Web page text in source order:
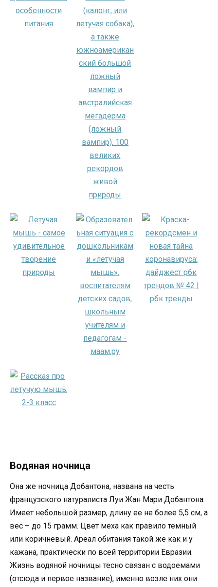
Водяная ночница
Она же ночница Добантона, названа на честь
французского натуралиста Луи Жан Мари Добантона.
Имеет небольшой размер, длину ее не более 5,5 см, а
вес – до 15 грамм. Цвет меха как правило темный
или коричневый. Ареал обитания такой же как и у
кажана, практически по всей территории Евразии.
Жизнь водяной ночницы тесно связан с водоемами
(отсюда и первое название), именно возле них они